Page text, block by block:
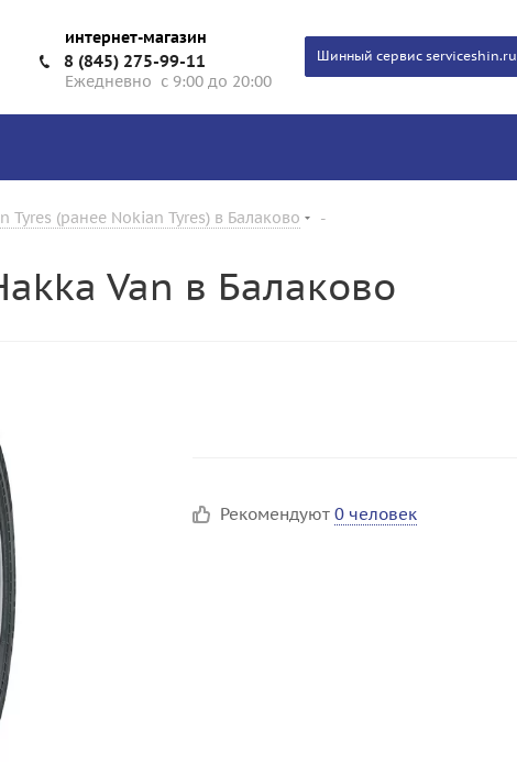
интернет-магазин
8 (845) 275-99-11
Ежедневно с 9:00 до 20:00
Шинный сервис serviceshin.ru
(ранее Nokian Tyres) в Балаково
-
Van в Балаково
Рекомендуют 0 человек